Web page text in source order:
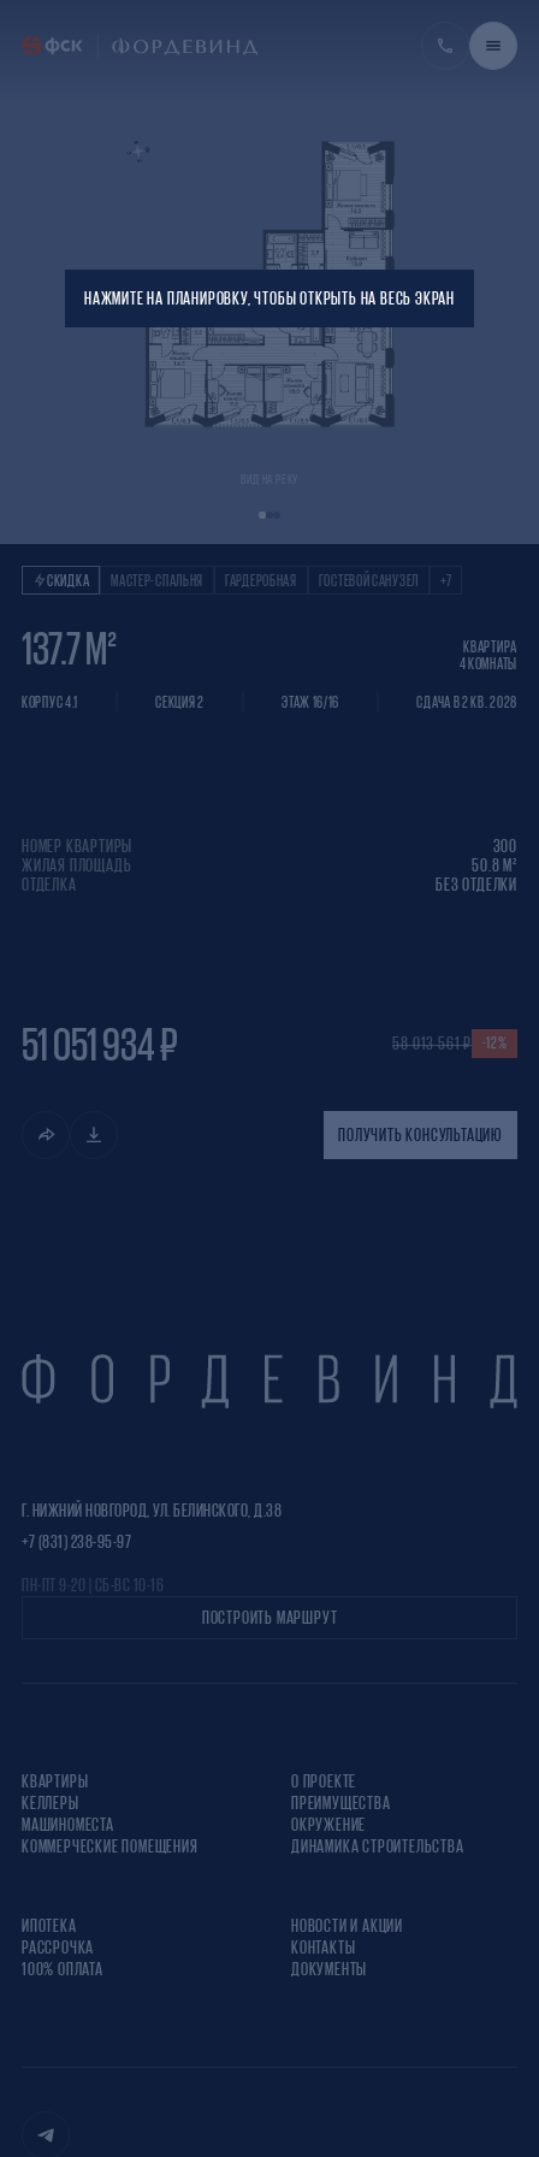
СКИДКА МАСТЕР-СПАЛЬНЯ ГАРДЕРОБНАЯ ГОСТЕВОЙ САНУЗЕЛ +7
Квартира 4
137.7 М²
КВАРТИРА
4 КОМНАТЫ
КОРПУС 4.1 СЕКЦИЯ 2 ЭТАЖ 16/16 СДАЧА В 2 КВ. 2028
НОМЕР КВАРТИРЫ
300
ЖИЛАЯ ПЛОЩАДЬ
50.8 М²
ОТДЕЛКА
БЕЗ ОТДЕЛКИ
51 051 934 ₽ 58 013 561 ₽ -12%
ПОЛУЧИТЬ КОНСУЛЬТАЦИЮ
НАЖМИТЕ НА ПЛАНИРОВКУ, ЧТОБЫ ОТКРЫТЬ НА ВЕСЬ ЭКРАН
Г. НИЖНИЙ НОВГОРОД, УЛ. БЕЛИНСКОГО, Д.38
+7 (831) 238-95-97
ПН-ПТ 9-20 | СБ-ВС 10-16
ПОСТРОИТЬ МАРШРУТ
КВАРТИРЫ
КЕЛЛЕРЫ
МАШИНОМЕСТА
КОММЕРЧЕСКИЕ ПОМЕЩЕНИЯ
О ПРОЕКТЕ
ПРЕИМУЩЕСТВА
ОКРУЖЕНИЕ
ДИНАМИКА СТРОИТЕЛЬСТВА
ИПОТЕКА
РАССРОЧКА
100% ОПЛАТА
НОВОСТИ И АКЦИИ
КОНТАКТЫ
ДОКУМЕНТЫ